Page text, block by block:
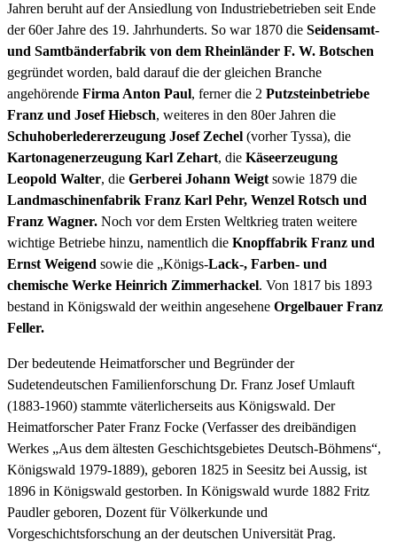
Jahren beruht auf der Ansiedlung von Industriebetrieben seit Ende
der 60er Jahre des 19. Jahrhunderts. So war 1870 die Seidensamt-
und Samtbänderfabrik von dem Rheinländer F. W. Botschen
gegründet worden, bald darauf die der gleichen Branche
angehörende Firma Anton Paul, ferner die 2 Putzsteinbetriebe
Franz und Josef Hiebsch, weiteres in den 80er Jahren die
Schuhoberledererzeugung Josef Zechel (vorher Tyssa), die
Kartonagenerzeugung Karl Zehart, die Käseerzeugung
Leopold Walter, die Gerberei Johann Weigt sowie 1879 die
Landmaschinenfabrik Franz Karl Pehr, Wenzel Rotsch und
Franz Wagner. Noch vor dem Ersten Weltkrieg traten weitere
wichtige Betriebe hinzu, namentlich die Knopffabrik Franz und
Ernst Weigend sowie die „Königs-Lack-, Farben- und
chemische Werke Heinrich Zimmerhackel. Von 1817 bis 1893
bestand in Königswald der weithin angesehene Orgelbauer Franz
Feller.
Der bedeutende Heimatforscher und Begründer der
Sudetendeutschen Familienforschung Dr. Franz Josef Umlauft
(1883-1960) stammte väterlicherseits aus Königswald. Der
Heimatforscher Pater Franz Focke (Verfasser des dreibändigen
Werkes „Aus dem ältesten Geschichtsgebietes Deutsch-Böhmens“,
Königswald 1979-1889), geboren 1825 in Seesitz bei Aussig, ist
1896 in Königswald gestorben. In Königswald wurde 1882 Fritz
Paudler geboren, Dozent für Völkerkunde und
Vorgeschichtsforschung an der deutschen Universität Prag.